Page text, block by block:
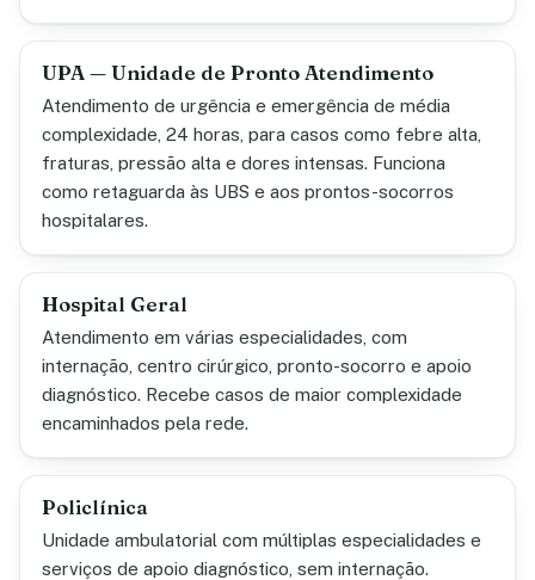
UPA — Unidade de Pronto Atendimento
Atendimento de urgência e emergência de média
complexidade, 24 horas, para casos como febre alta,
fraturas, pressão alta e dores intensas. Funciona
como retaguarda às UBS e aos prontos-socorros
hospitalares.
Hospital Geral
Atendimento em várias especialidades, com
internação, centro cirúrgico, pronto-socorro e apoio
diagnóstico. Recebe casos de maior complexidade
encaminhados pela rede.
Policlínica
Unidade ambulatorial com múltiplas especialidades e
serviços de apoio diagnóstico, sem internação.